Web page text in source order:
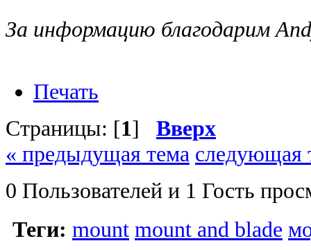
За информацию благодарим
Печать
Страницы: [1] Вверх
« предыдущая тема следующая
0 Пользователей и 1 Гость
Теги: mount mount and blade